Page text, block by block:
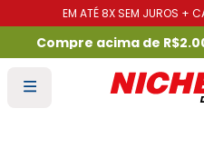
EM ATÉ 8X SEM JUROS +
Compre acima de